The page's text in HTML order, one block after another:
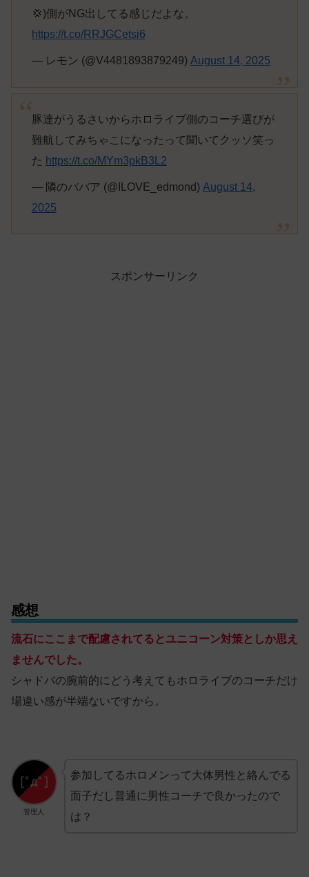
💢)側がNG出してる感じだよな。
https://t.co/RRJGCetsi6
— レモン (@V4481893879249) August 14, 2025
豚達がうるさいからホロライブ側のコーチ選びが
難航してみちゃこになったって聞いてクッソ笑っ
た https://t.co/MYm3pkB3L2
— 隣のババア (@ILOVE_edmond) August 14,
2025
スポンサーリンク
感想
流石にここまで配慮されてるとユニコーン対策としか思え
ませんでした。
シャドバの腕前的にどう考えてもホロライブのコーチだけ
場違い感が半端ないですから。
管理人
参加してるホロメンって大体男性と絡んでる
面子だし普通に男性コーチで良かったので
は？